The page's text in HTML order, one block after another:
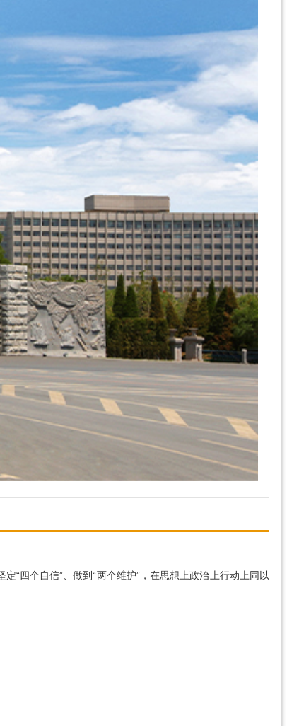
“四个自信”、做到“两个维护”，在思想上政治上行动上同以